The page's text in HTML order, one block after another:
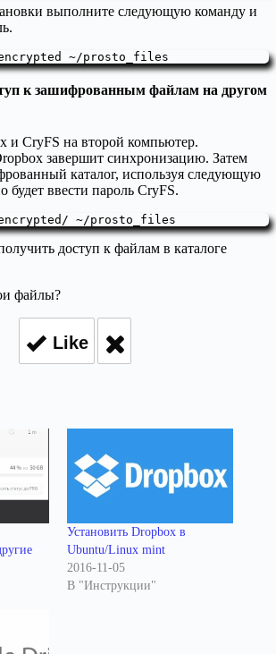
выполните следующую команду и
~/prosto_files
к зашифрованным файлам на другом
и CryFS на второй компьютер.
завершит синхронизацию. Затем
каталог, используя следующую
ввести пароль CryFS.
~/prosto_files
доступ к файлам в каталоге
файлы?
Like
Установить Dropbox в
Ubuntu/Linux mint
2016-11-05
В "Инструкции"